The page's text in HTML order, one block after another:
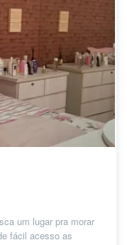
um lugar pra morar
fácil acesso as